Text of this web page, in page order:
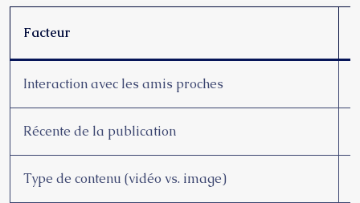
Facteur
Interaction avec les amis proches
Récente de la publication
Type de contenu (vidéo vs. image)